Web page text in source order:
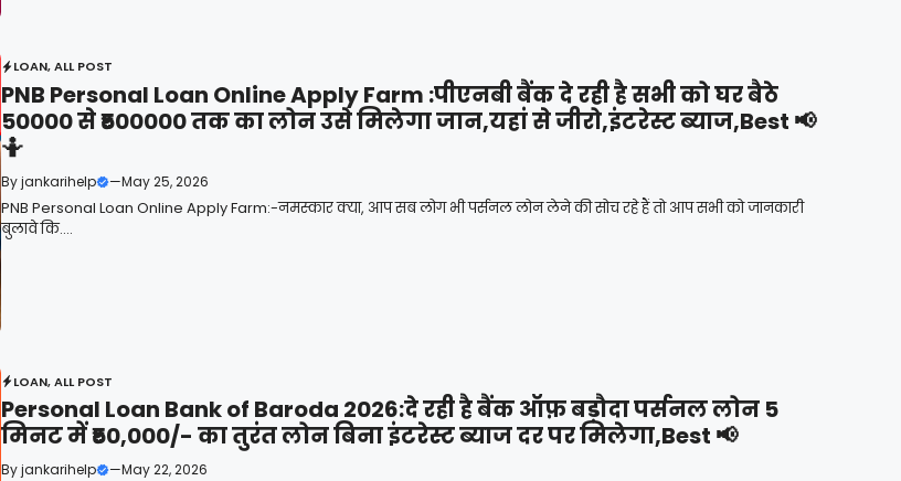
LOAN,ALL POST
PNB Personal Loan Online Apply Farm :पीएनबी बैंक दे रही है सभी को घर बैठे
50000 से ₹500000 तक का लोन उसे मिलेगा जान,यहां से जीरो,इंटरेस्ट ब्याज,Best 📢
🤷
Byjankarihelp —May 25, 2026
PNB Personal Loan Online Apply Farm:-नमस्कार क्या, आप सब लोग भी पर्सनल लोन लेने की सोच रहे हैं तो आप सभी को जानकारी
बुलावे कि....
LOAN,ALL POST
Personal Loan Bank of Baroda 2026:दे रही है बैंक ऑफ़ बड़ौदा पर्सनल लोन 5
मिनट में ₹50,000/- का तुरंत लोन बिना इंटरेस्ट ब्याज दर पर मिलेगा,Best 📢
Byjankarihelp —May 22, 2026